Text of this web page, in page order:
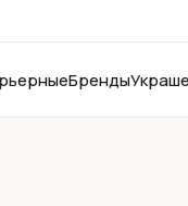
Бренды